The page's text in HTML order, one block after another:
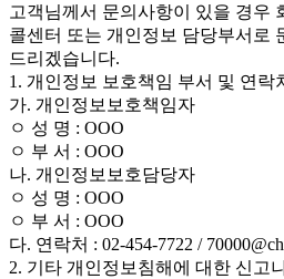
고객님께서 문의사항이 있을 경우
콜센터 또는 개인정보 담당부서로
드리겠습니다.
1. 개인정보 보호책임 부서 및 연락
가. 개인정보보호책임자
ㅇ 성 명 : OOO
ㅇ 부 서 : OOO
나. 개인정보보호담당자
ㅇ 성 명 : OOO
ㅇ 부 서 : OOO
다. 연락처 : 02-454-7722 /
2. 기타 개인정보침해에 대한 신고